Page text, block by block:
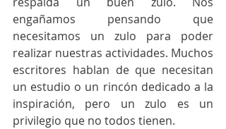
engañamos pensando que
necesitamos un zulo para poder
realizar nuestras actividades. Muchos
escritores hablan de que necesitan
un estudio o un rincón dedicado a la
inspiración, pero un zulo es un
privilegio que no todos tienen.